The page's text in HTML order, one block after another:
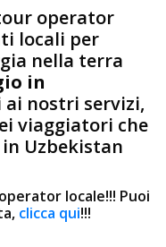
operator
locali per
nella terra
in
ai nostri servizi,
viaggiatori che
Uzbekistan
locale!!! Puoi
clicca qui!!!